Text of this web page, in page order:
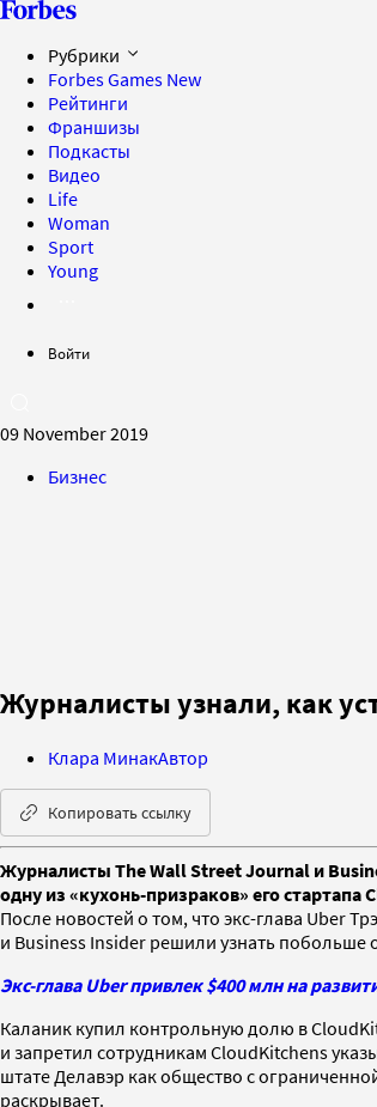
Рубрики
Forbes Games New
Рейтинги
Франшизы
Подкасты
Видео
Life
Woman
Sport
Young
Войти
09 November 2019
Бизнес
Журналисты узнали, как
Клара МинакАвтор
Копировать ссылку
Журналисты The Wall Street Journal и
одну из «кухонь-призраков» его стартапа
После новостей о том, что экс-глава Uber
и Business Insider решили узнать побольше
Экс-глава Uber привлек $400 млн на
Каланик купил контрольную долю в
и запретил сотрудникам CloudKitchens
штате Делавэр как общество с
раскрывает.